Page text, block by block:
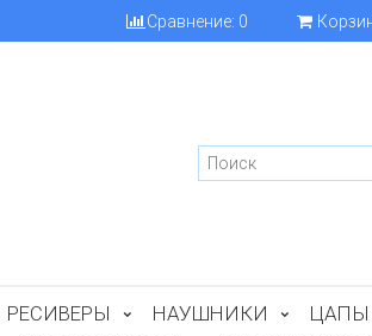
Сравнение: 0
РЕСИВЕРЫ НАУШНИКИ
ЦАПЫ